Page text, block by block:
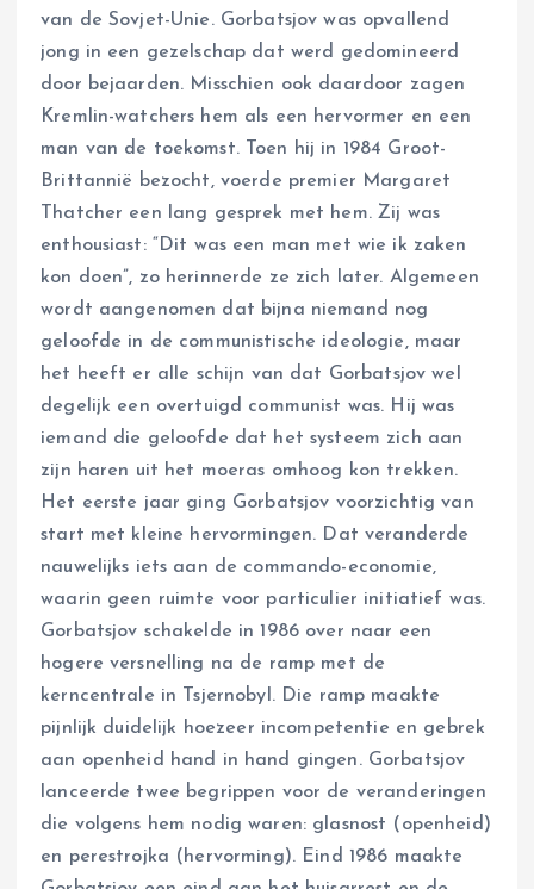
van de Sovjet-Unie. Gorbatsjov was opvallend
jong in een gezelschap dat werd gedomineerd
door bejaarden. Misschien ook daardoor zagen
Kremlin-watchers hem als een hervormer en een
man van de toekomst. Toen hij in 1984 Groot-
Brittannië bezocht, voerde premier Margaret
Thatcher een lang gesprek met hem. Zij was
enthousiast: “Dit was een man met wie ik zaken
kon doen”, zo herinnerde ze zich later. Algemeen
wordt aangenomen dat bijna niemand nog
geloofde in de communistische ideologie, maar
het heeft er alle schijn van dat Gorbatsjov wel
degelijk een overtuigd communist was. Hij was
iemand die geloofde dat het systeem zich aan
zijn haren uit het moeras omhoog kon trekken.
Het eerste jaar ging Gorbatsjov voorzichtig van
start met kleine hervormingen. Dat veranderde
nauwelijks iets aan de commando-economie,
waarin geen ruimte voor particulier initiatief was.
Gorbatsjov schakelde in 1986 over naar een
hogere versnelling na de ramp met de
kerncentrale in Tsjernobyl. Die ramp maakte
pijnlijk duidelijk hoezeer incompetentie en gebrek
aan openheid hand in hand gingen. Gorbatsjov
lanceerde twee begrippen voor de veranderingen
die volgens hem nodig waren: glasnost (openheid)
en perestrojka (hervorming). Eind 1986 maakte